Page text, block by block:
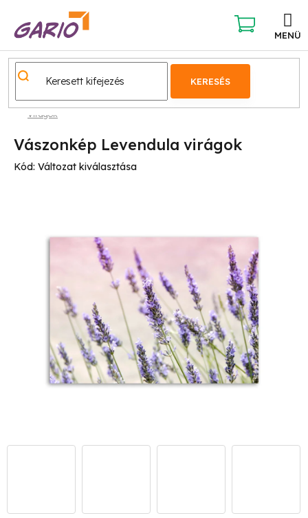
KERESÉS
KOSÁR
Virágok
Vászonkép Levendula virágok
Kód: Változat kiválasztása